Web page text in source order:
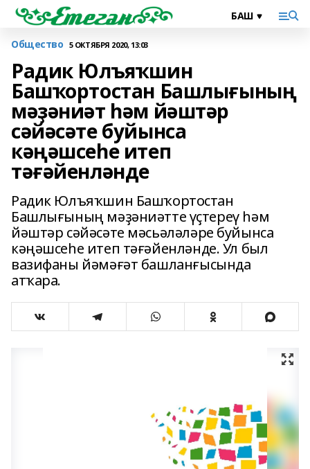
Общество 5 ОКТЯБРЯ 2020, 13:03
Радик Юлъяҡшин
Башҡортостан Башлығының
мәҙәниәт һәм йәштәр
сәйәсәте буйынса
кәңәшсеһе итеп
тәғәйенләнде
Радик Юлъяҡшин Башҡортостан
Башлығының мәҙәниәтте үҫтереү һәм
йәштәр сәйәсәте мәсьәләләре буйынса
кәңәшсеһе итеп тәғәйенләнде. Ул был
вазифаны йәмәғәт башланғысында
атҡара.